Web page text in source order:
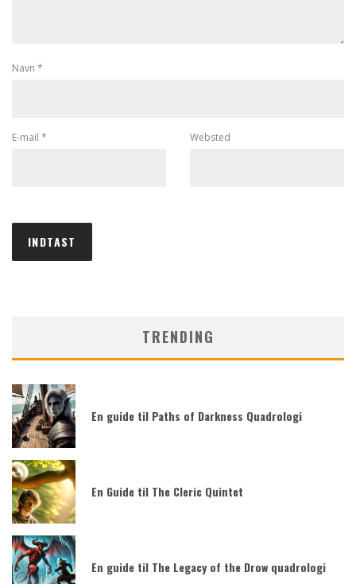
Navn *
E-mail * Websted
TRENDING
En guide til Paths of Darkness Quadrologi
En Guide til The Cleric Quintet
En guide til The Legacy of the Drow quadrologi